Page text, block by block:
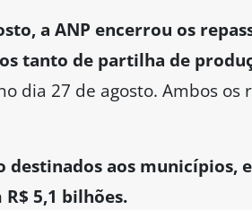
a ANP encerrou os
tanto de partilha de
dia 27 de agosto. Ambos os
aos municípios,
5,1 bilhões.